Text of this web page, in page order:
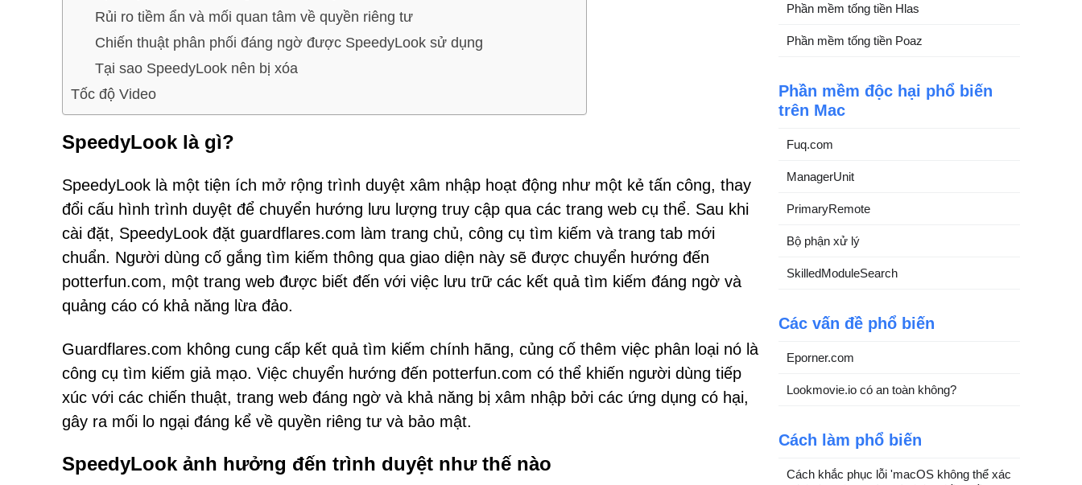
Rủi ro tiềm ẩn và mối quan tâm về quyền riêng tư
Chiến thuật phân phối đáng ngờ được SpeedyLook sử dụng
Tại sao SpeedyLook nên bị xóa
Tốc độ Video
SpeedyLook là gì?
SpeedyLook là một tiện ích mở rộng trình duyệt xâm nhập hoạt động như một kẻ tấn công, thay
đổi cấu hình trình duyệt để chuyển hướng lưu lượng truy cập qua các trang web cụ thể. Sau khi
cài đặt, SpeedyLook đặt guardflares.com làm trang chủ, công cụ tìm kiếm và trang tab mới
chuẩn. Người dùng cố gắng tìm kiếm thông qua giao diện này sẽ được chuyển hướng đến
potterfun.com, một trang web được biết đến với việc lưu trữ các kết quả tìm kiếm đáng ngờ và
quảng cáo có khả năng lừa đảo.
Guardflares.com không cung cấp kết quả tìm kiếm chính hãng, củng cố thêm việc phân loại nó là
công cụ tìm kiếm giả mạo. Việc chuyển hướng đến potterfun.com có thể khiến người dùng tiếp
xúc với các chiến thuật, trang web đáng ngờ và khả năng bị xâm nhập bởi các ứng dụng có hại,
gây ra mối lo ngại đáng kể về quyền riêng tư và bảo mật.
SpeedyLook ảnh hưởng đến trình duyệt như thế nào
Phần mềm tống tiền Hlas
Phần mềm tống tiền Poaz
Phần mềm độc hại phổ biến
trên Mac
Fuq.com
ManagerUnit
PrimaryRemote
Bộ phận xử lý
SkilledModuleSearch
Các vấn đề phổ biến
Eporner.com
Lookmovie.io có an toàn không?
Cách làm phổ biến
Cách khắc phục lỗi 'macOS không thể xác